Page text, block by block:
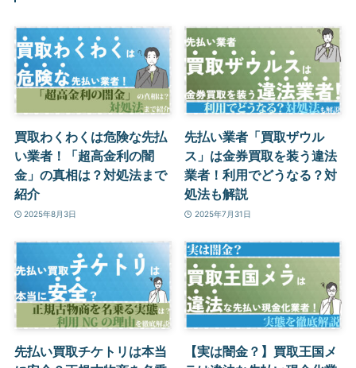
買取わくわくは危険な先払
い業者！「超高金利の闇
金」の真相は？対処法まで
紹介
2025年8月3日
先払い業者「買取ザウル
ス」は金券買取を装う違法
業者！利用でどうなる？対
処法も解説
2025年7月31日
先払い買取チケトリは本当
【実は闇金？】買取王国メ